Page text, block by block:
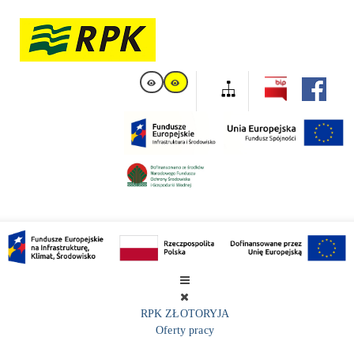
RPK ZŁOTORYJA
Oferty pracy